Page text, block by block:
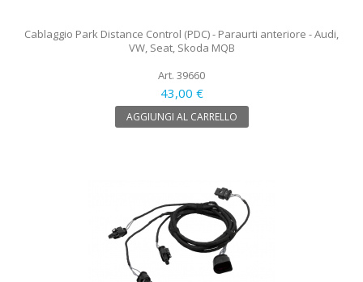
Cablaggio Park Distance Control (PDC) - Paraurti anteriore - Audi,
VW, Seat, Skoda MQB
Art. 39660
43,00 €
AGGIUNGI AL CARRELLO